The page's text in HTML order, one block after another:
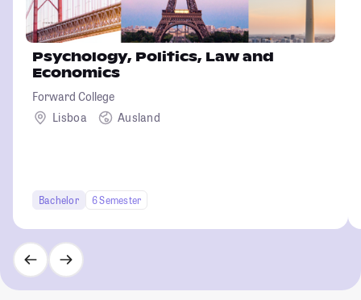
Psychology, Politics, Law and
Economics
Forward College
Lisboa
Ausland
Bachelor 6 Semester